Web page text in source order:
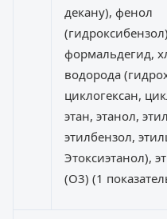
декану), фенол
формальдегид,
водорода
циклогексан,
этан, этанол,
этилбензол,
Этоксиэтанол),
(O3) (1